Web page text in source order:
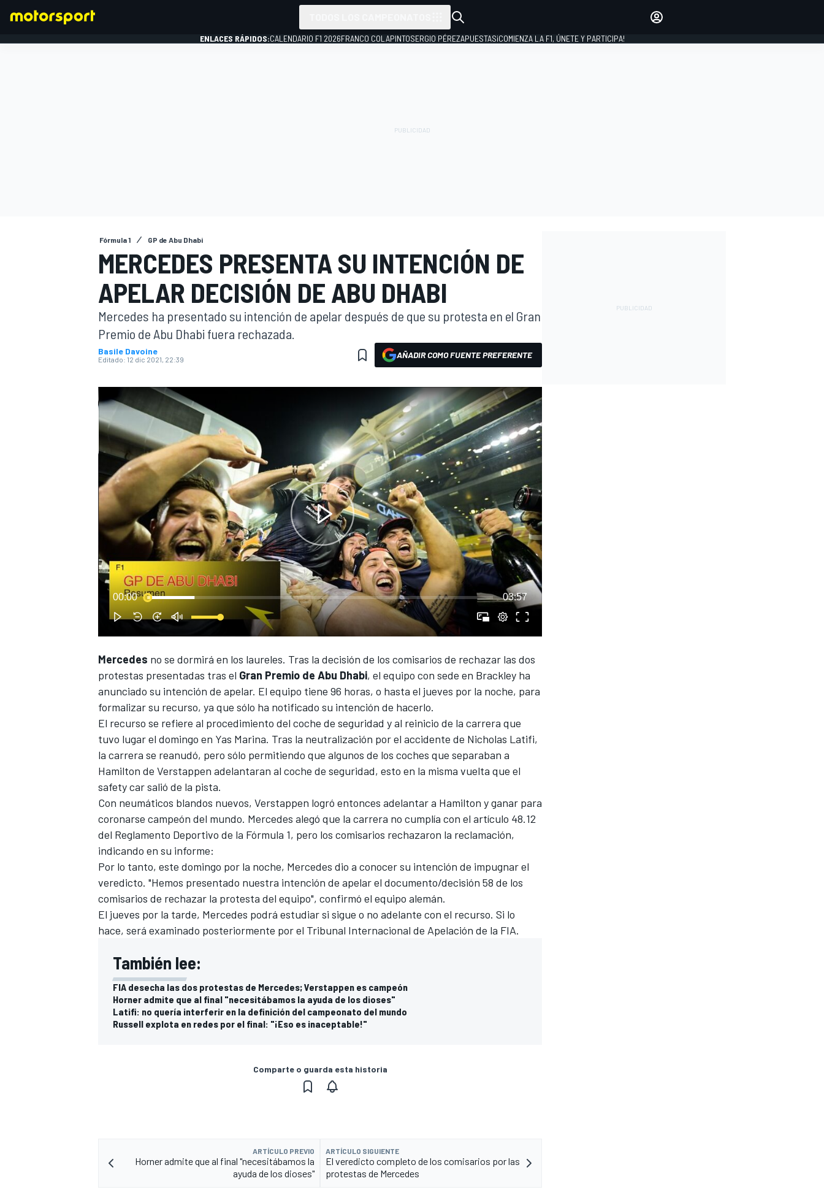
INDYCAR
MOTOGP
NASCAR CUP
FÓRMULA E
WRC
INICIAR SESIÓN
ENLACES RÁPIDOS:CALENDARIO F1 2026FRANCO COLAPINTOSERGIO PÉREZAPUESTAS¡COMIENZA LA F1, ÚNETE Y PARTICIPA!
Fórmula 1 GP de Abu Dhabi
MERCEDES PRESENTA SU INTENCIÓN DE
APELAR DECISIÓN DE ABU DHABI
Mercedes ha presentado su intención de apelar después de que su protesta en el Gran
Premio de Abu Dhabi fuera rechazada.
Basile Davoine
Editado: 12 dic 2021, 22:39 AÑADIR COMO FUENTE PREFERENTE
00:00 03:57
Mercedes no se dormirá en los laureles. Tras la decisión de los comisarios de rechazar las dos
protestas presentadas tras el Gran Premio de Abu Dhabi, el equipo con sede en Brackley ha
anunciado su intención de apelar. El equipo tiene 96 horas, o hasta el jueves por la noche, para
formalizar su recurso, ya que sólo ha notificado su intención de hacerlo.
El recurso se refiere al procedimiento del coche de seguridad y al reinicio de la carrera que
tuvo lugar el domingo en Yas Marina. Tras la neutralización por el accidente de Nicholas Latifi,
la carrera se reanudó, pero sólo permitiendo que algunos de los coches que separaban a
Hamilton de Verstappen adelantaran al coche de seguridad, esto en la misma vuelta que el
safety car salió de la pista.
Con neumáticos blandos nuevos, Verstappen logró entonces adelantar a Hamilton y ganar para
coronarse campeón del mundo. Mercedes alegó que la carrera no cumplía con el artículo 48.12
del Reglamento Deportivo de la Fórmula 1, pero los comisarios rechazaron la reclamación,
indicando en su informe:
Por lo tanto, este domingo por la noche, Mercedes dio a conocer su intención de impugnar el
veredicto. "Hemos presentado nuestra intención de apelar el documento/decisión 58 de los
comisarios de rechazar la protesta del equipo", confirmó el equipo alemán.
El jueves por la tarde, Mercedes podrá estudiar si sigue o no adelante con el recurso. Si lo
hace, será examinado posteriormente por el Tribunal Internacional de Apelación de la FIA.
También lee:
FIA desecha las dos protestas de Mercedes; Verstappen es campeón
Horner admite que al final "necesitábamos la ayuda de los dioses"
Latifi: no quería interferir en la definición del campeonato del mundo
Russell explota en redes por el final: "¡Eso es inaceptable!"
Comparte o guarda esta historia
ARTÍCULO PREVIO
Horner admite que al final "necesitábamos la
ayuda de los dioses"
ARTÍCULO SIGUIENTE
El veredicto completo de los comisarios por las
protestas de Mercedes